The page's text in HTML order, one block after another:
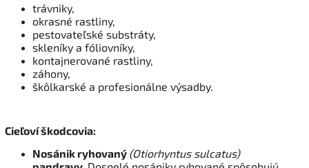
trávniky,
okrasné rastliny,
pestovateľské substráty,
skleníky a fóliovníky,
kontajnerované rastliny,
záhony,
škôlkarské a profesionálne výsadby.
Cieľoví škodcovia:
Nosánik ryhovaný (Otiorhyntus sulcatus)